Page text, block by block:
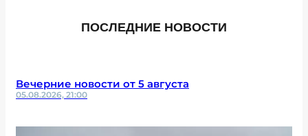
ПОСЛЕДНИЕ НОВОСТИ
Вечерние новости от 5 августа
05.08.2026, 21:00